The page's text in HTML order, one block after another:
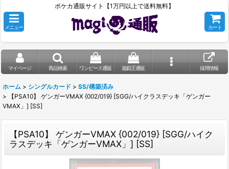
ポケカ通販サイト【1万円以上で送料無料】
メニュー カート
マイページ 商品検索 ワンピース通販 遊戯王通販 採用情報
ホーム > シングルカード > SS/構築済み
>
【PSA10】 ゲンガーVMAX {002/019} [SGG/ハイクラスデッキ「ゲンガー
VMAX」] [SS]
【PSA10】 ゲンガーVMAX {002/019} [SGG/ハイク
ラスデッキ「ゲンガーVMAX」] [SS]